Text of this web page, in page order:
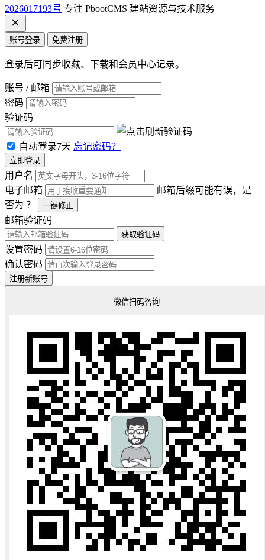
2026017193号 专注 PbootCMS 建站资源与技术服务
账号登录 免费注册
登录后可同步收藏、下载和会员中心记录。
账号 / 邮箱
密码
验证码
自动登录7天 忘记密码？
立即登录
用户名
电子邮箱
邮箱后缀可能有误，是
否为 ？ 一键修正
邮箱验证码
获取验证码
设置密码
确认密码
注册新账号
微信扫码咨询